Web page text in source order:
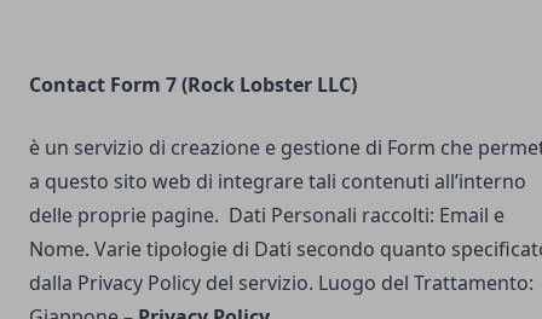
Contact Form 7 (Rock Lobster LLC)
è un servizio di creazione e gestione di Form che
a questo sito web di integrare tali contenuti all’interno
delle proprie pagine. Dati Personali raccolti: Email e
Nome. Varie tipologie di Dati secondo quanto
dalla Privacy Policy del servizio. Luogo del Trattamento: